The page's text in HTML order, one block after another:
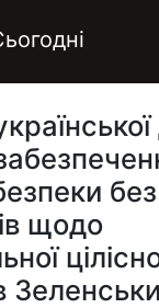
без
щодо